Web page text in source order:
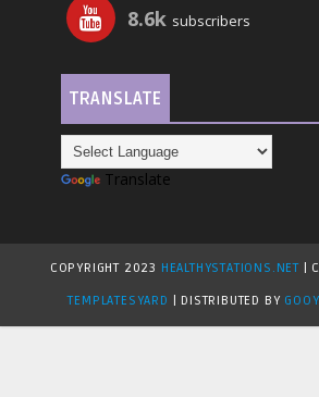
8.6k subscribers
TRANSLATE
Translate
COPYRIGHT 2023 HEALTHYSTATIONS.NET |
TEMPLATESYARD
| DISTRIBUTED BY